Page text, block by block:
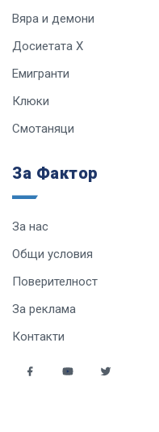
Вяра и демони
Досиетата Х
Емигранти
Клюки
Смотаняци
За Фактор
За нас
Общи условия
Поверителност
За реклама
Контакти